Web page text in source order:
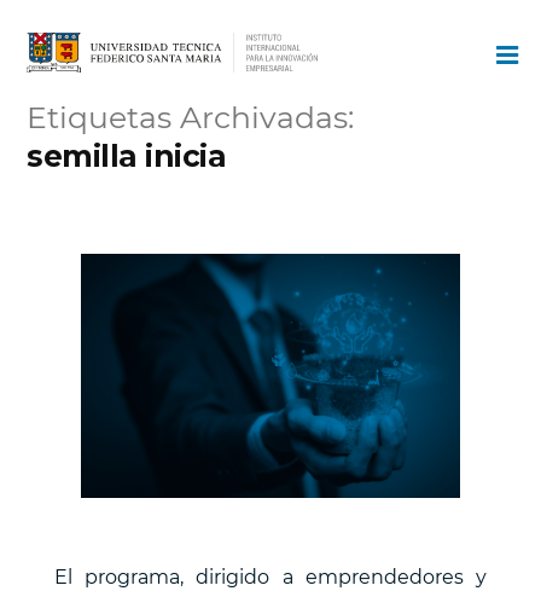
contenido
Etiquetas Archivadas:
semilla inicia
El programa, dirigido a emprendedores y